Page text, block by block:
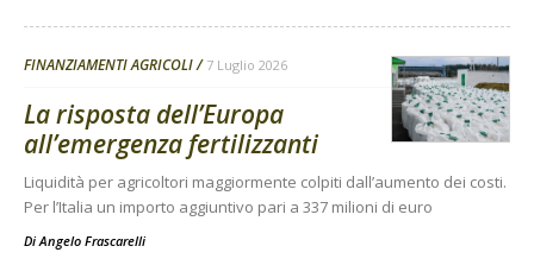
FINANZIAMENTI AGRICOLI 7 Luglio 2026
La risposta dell’Europa
all’emergenza fertilizzanti
Liquidità per agricoltori maggiormente colpiti dall’aumento dei costi.
Per l’Italia un importo aggiuntivo pari a 337 milioni di euro
DiAngelo Frascarelli